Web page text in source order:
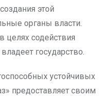
этой
органы власти.
целях содействия
государство.
устойчивых
предоставляет своим